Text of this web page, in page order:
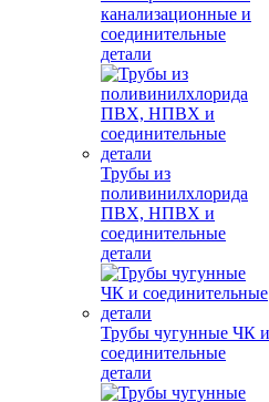
канализационные и
соединительные
детали
Трубы из
поливинилхлорида
ПВХ, НПВХ и
соединительные
детали
Трубы чугунные ЧК и
соединительные
детали